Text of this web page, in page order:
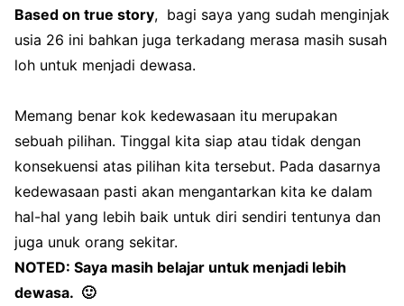
Based on true story, bagi saya yang sudah menginjak
usia 26 ini bahkan juga terkadang merasa masih susah
loh untuk menjadi dewasa.
Memang benar kok kedewasaan itu merupakan
sebuah pilihan. Tinggal kita siap atau tidak dengan
konsekuensi atas pilihan kita tersebut. Pada dasarnya
kedewasaan pasti akan mengantarkan kita ke dalam
hal-hal yang lebih baik untuk diri sendiri tentunya dan
juga unuk orang sekitar.
NOTED: Saya masih belajar untuk menjadi lebih
dewasa. 🙂